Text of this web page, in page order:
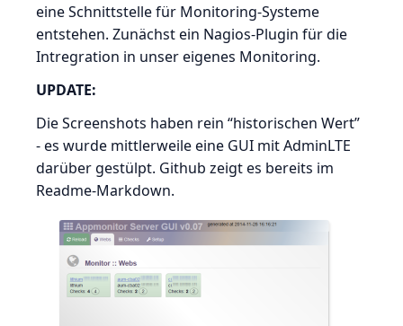
eine Schnittstelle für Monitoring-Systeme
entstehen. Zunächst ein Nagios-Plugin für die
Intregration in unser eigenes Monitoring.
UPDATE:
Die Screenshots haben rein “historischen Wert”
- es wurde mittlerweile eine GUI mit AdminLTE
darüber gestülpt. Github zeigt es bereits im
Readme-Markdown.